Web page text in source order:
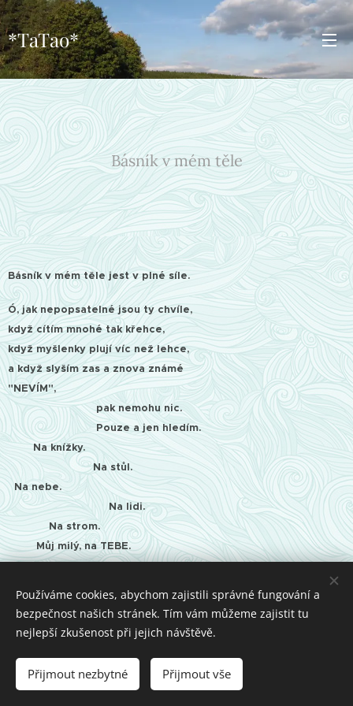
*TaTao*
Básník v mém těle
Básník v mém těle jest v plné síle.
Ó, jak nepopsatelné jsou ty chvíle,
když cítím mnohé tak křehce,
když myšlenky plují víc než lehce,
a když slyším zas a znova známé
"NEVÍM",
pak nemohu nic.
Pouze a jen hledím.
Na knížky.
Na stůl.
Na nebe.
Na lidi.
Na strom.
Můj milý, na TEBE.
© 2016 Taťana Sajdok
Vytvořeno službou Webnode
Používáme cookies, abychom zajistili správné fungování a
bezpečnost našich stránek. Tím vám můžeme zajistit tu
nejlepší zkušenost při jejich návštěvě.
Přijmout nezbytné Přijmout vše